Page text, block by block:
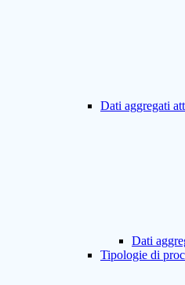
Dati aggregati
Dati
Tipologie di